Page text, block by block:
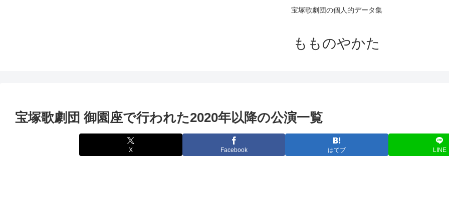
宝塚歌劇団の個人的データ集
もものやかた
宝塚歌劇団 御園座で行われた2020年以降の公演一覧
X Facebook はてブ LINE